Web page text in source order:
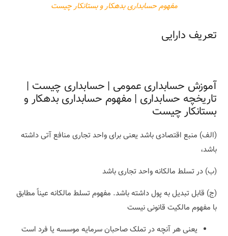
مفهوم حسابداری بدهکار و بستانکار چیست
تعریف دارایی
آموزش حسابداری عمومی | حسابداری چیست |
تاریخچه حسابداری | مفهوم حسابداری بدهکار و
بستانکار چیست
(الف) منبع اقتصادی باشد یعنی برای واحد تجاری منافع آتی داشته
باشد،
(ب) در تسلط مالکانه واحد تجاری باشد
(ج) قابل تبدیل به پول داشته باشد. مفهوم تسلط مالکانه عیناً مطابق
با مفهوم مالکیت قانونی نیست
یعنی هر آنچه در تملک صاحبان سرمایه موسسه یا فرد است